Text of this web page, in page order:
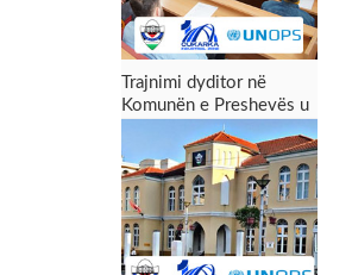
Trajnimi dyditor në
Komunën e Preshevës u
përmbyll me sukses:
Forcimi i kapaciteteve
për menaxhimin e zonës
industriale dhe tërheqjen
e investimeve